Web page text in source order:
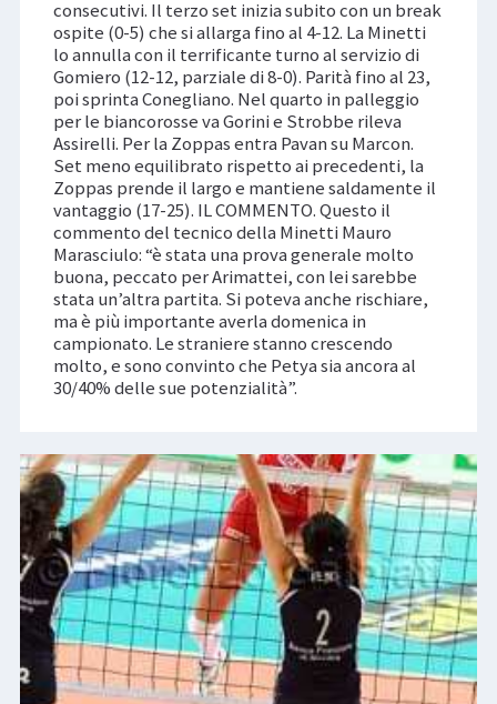
consecutivi. Il terzo set inizia subito con un break
ospite (0-5) che si allarga fino al 4-12. La Minetti
lo annulla con il terrificante turno al servizio di
Gomiero (12-12, parziale di 8-0). Parità fino al 23,
poi sprinta Conegliano. Nel quarto in palleggio
per le biancorosse va Gorini e Strobbe rileva
Assirelli. Per la Zoppas entra Pavan su Marcon.
Set meno equilibrato rispetto ai precedenti, la
Zoppas prende il largo e mantiene saldamente il
vantaggio (17-25). IL COMMENTO. Questo il
commento del tecnico della Minetti Mauro
Marasciulo: “è stata una prova generale molto
buona, peccato per Arimattei, con lei sarebbe
stata un’altra partita. Si poteva anche rischiare,
ma è più importante averla domenica in
campionato. Le straniere stanno crescendo
molto, e sono convinto che Petya sia ancora al
30/40% delle sue potenzialità”.